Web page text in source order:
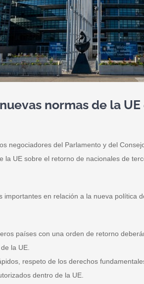
normas de la
negociadores del Parlamento y del
la UE sobre el retorno de nacionales de
importantes en relación a la nueva política
países con una orden de retorno
la UE.
respeto de los derechos
dentro de la UE.